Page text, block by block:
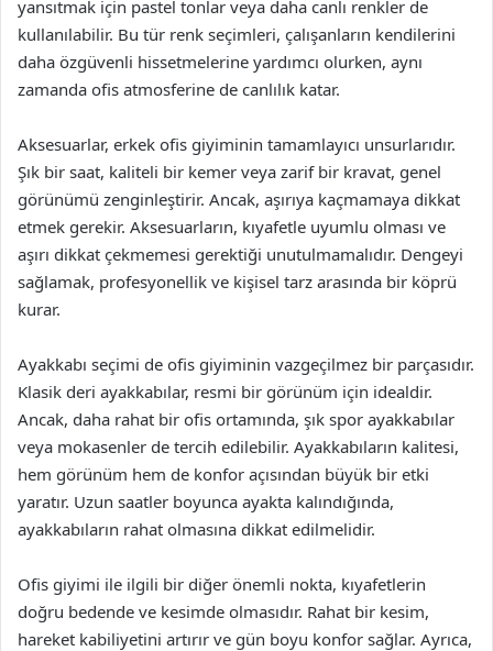
yansıtmak için pastel tonlar veya daha canlı renkler de
kullanılabilir. Bu tür renk seçimleri, çalışanların kendilerini
daha özgüvenli hissetmelerine yardımcı olurken, aynı
zamanda ofis atmosferine de canlılık katar.
Aksesuarlar, erkek ofis giyiminin tamamlayıcı unsurlarıdır.
Şık bir saat, kaliteli bir kemer veya zarif bir kravat, genel
görünümü zenginleştirir. Ancak, aşırıya kaçmamaya dikkat
etmek gerekir. Aksesuarların, kıyafetle uyumlu olması ve
aşırı dikkat çekmemesi gerektiği unutulmamalıdır. Dengeyi
sağlamak, profesyonellik ve kişisel tarz arasında bir köprü
kurar.
Ayakkabı seçimi de ofis giyiminin vazgeçilmez bir parçasıdır.
Klasik deri ayakkabılar, resmi bir görünüm için idealdir.
Ancak, daha rahat bir ofis ortamında, şık spor ayakkabılar
veya mokasenler de tercih edilebilir. Ayakkabıların kalitesi,
hem görünüm hem de konfor açısından büyük bir etki
yaratır. Uzun saatler boyunca ayakta kalındığında,
ayakkabıların rahat olmasına dikkat edilmelidir.
Ofis giyimi ile ilgili bir diğer önemli nokta, kıyafetlerin
doğru bedende ve kesimde olmasıdır. Rahat bir kesim,
hareket kabiliyetini artırır ve gün boyu konfor sağlar. Ayrıca,